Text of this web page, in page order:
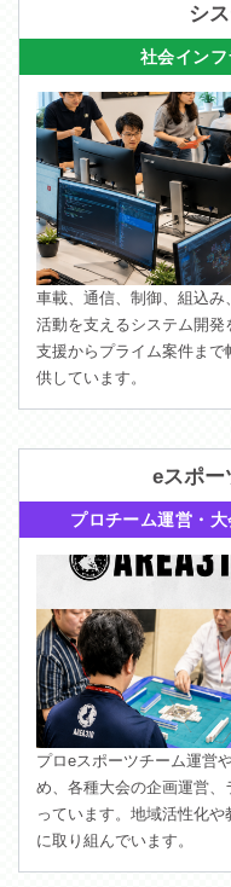
シ
社会イン
車載、通信、制御、組込
活動を支えるシステム開
支援からプライム案件ま
供しています。
eスポー
プロチーム運営・
プロeスポーツチーム運営
め、各種大会の企画運営
っています。地域活性化
に取り組んでいます。